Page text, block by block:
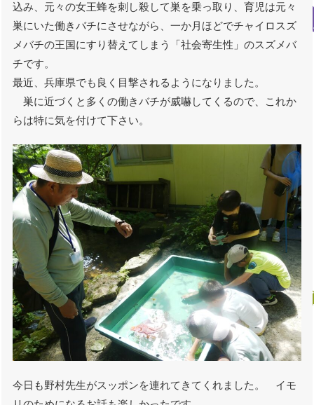
込み、元々の女王蜂を刺し殺して巣を乗っ取り、育児は元々
巣にいた働きバチにさせながら、一か月ほどでチャイロスズ
メバチの王国にすり替えてしまう「社会寄生性」のスズメバ
チです。
最近、兵庫県でも良く目撃されるようになりました。
巣に近づくと多くの働きバチが威嚇してくるので、これか
らは特に気を付けて下さい。
今日も野村先生がスッポンを連れてきてくれました。 イモ